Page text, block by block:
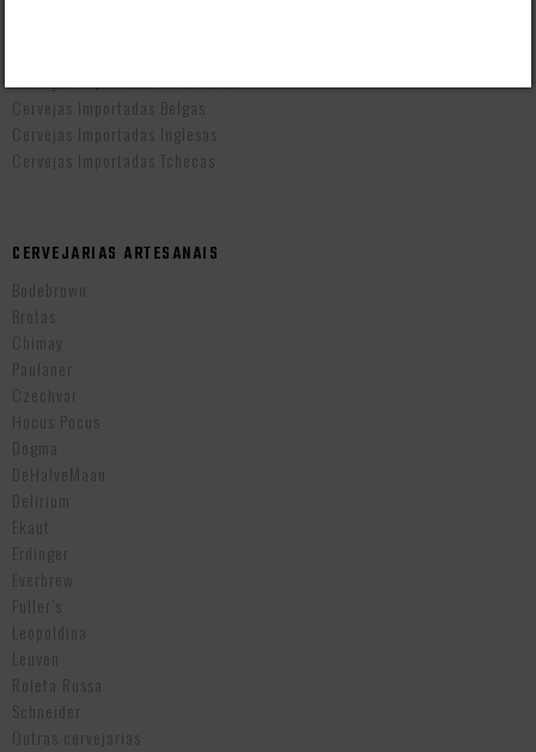
Cervejas Importadas Americanas
Cervejas Importadas Belgas
Cervejas Importadas Inglesas
Cervejas Importadas Tchecas
CERVEJARIAS ARTESANAIS
Bodebrown
Brotas
Chimay
Paulaner
Czechvar
Hocus Pocus
Dogma
DeHalveMaan
Delirium
Ekaut
Erdinger
Everbrew
Fuller’s
Leopoldina
Leuven
Roleta Russa
Schneider
Outras cervejarias